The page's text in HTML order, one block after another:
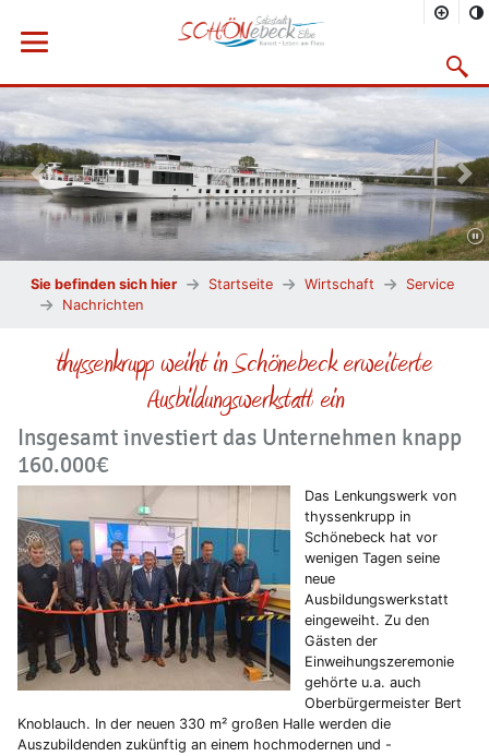
Menü öffnen
Vorheriges Bild
Sie befinden sich hier Startseite Wirtschaft
Service
Nachrichten
thyssenkrupp weiht in Schönebeck erweiterte
Ausbildungswerkstatt ein
Insgesamt investiert das Unternehmen knapp
160.000€
Das Lenkungswerk von
thyssenkrupp in
Schönebeck hat vor
wenigen Tagen seine
neue
Ausbildungswerkstatt
eingeweiht. Zu den
Gästen der
Einweihungszeremonie
gehörte u.a. auch
Oberbürgermeister Bert
Knoblauch. In der neuen 330 m² großen Halle werden die
Auszubildenden zukünftig an einem hochmodernen und -